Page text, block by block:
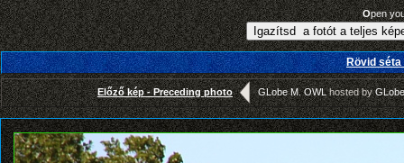
Open
Rövid séta
Előző kép - Preceding photo GLobe M. OWL hosted by